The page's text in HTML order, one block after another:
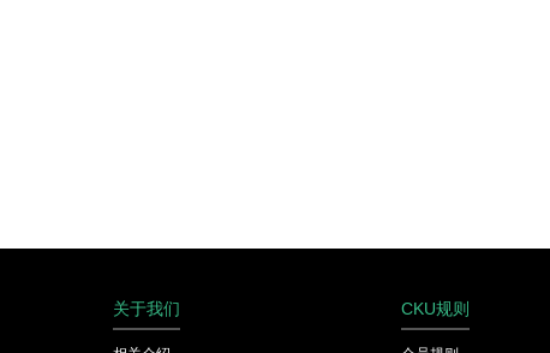
关于我们 CKU规则